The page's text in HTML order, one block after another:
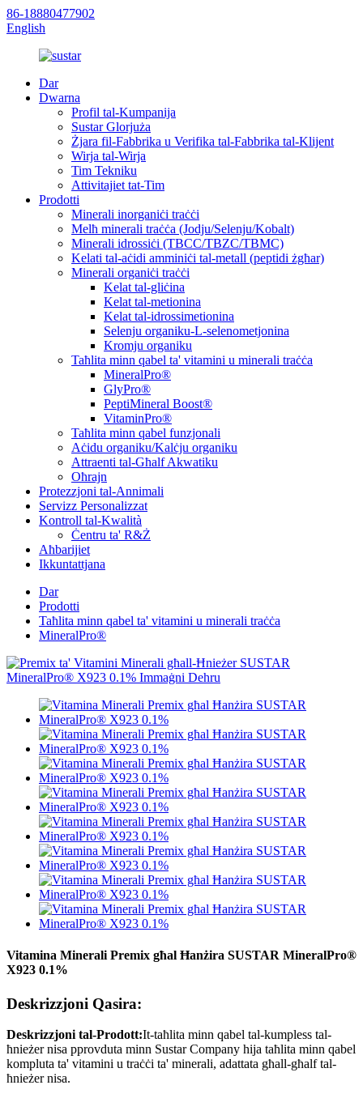
86-18880477902
English
Dar
Dwarna
Profil tal-Kumpanija
Sustar Glorjuża
Żjara fil-Fabbrika u Verifika tal-Fabbrika tal-Klijent
Wirja tal-Wirja
Tim Tekniku
Attivitajiet tat-Tim
Prodotti
Minerali inorganiċi traċċi
Melħ minerali traċċa (Jodju/Selenju/Kobalt)
Minerali idrossiċi (TBCC/TBZC/TBMC)
Kelati tal-aċidi amminiċi tal-metall (peptidi żgħar)
Minerali organiċi traċċi
Kelat tal-gliċina
Kelat tal-metionina
Kelat tal-idrossimetionina
Selenju organiku-L-selenometjonina
Kromju organiku
Taħlita minn qabel ta' vitamini u minerali traċċa
MineralPro®
GlyPro®
PeptiMineral Boost®
VitaminPro®
Taħlita minn qabel funzjonali
Aċidu organiku/Kalċju organiku
Attraenti tal-Għalf Akwatiku
Oħrajn
Protezzjoni tal-Annimali
Servizz Personalizzat
Kontroll tal-Kwalità
Ċentru ta' R&Ż
Aħbarijiet
Ikkuntattjana
Dar
Prodotti
Taħlita minn qabel ta' vitamini u minerali traċċa
MineralPro®
Vitamina Minerali Premix għal Ħanżira SUSTAR MineralPro®
X923 0.1%
Deskrizzjoni Qasira:
Deskrizzjoni tal-Prodott:It-taħlita minn qabel tal-kumpless tal-
ħnieżer nisa pprovduta minn Sustar Company hija taħlita minn qabel
kompluta ta' vitamini u traċċi ta' minerali, adattata għall-għalf tal-
ħnieżer nisa.